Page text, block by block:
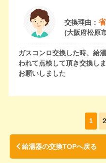
交換理由：
(大阪府松原
ガスコンロ交換した時、給
われて点検して頂き交換し
お願いしました
1 2
給湯器の交換TOPへ戻る